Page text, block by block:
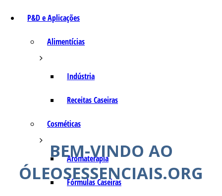
P&D e Aplicações
Alimentícias
Indústria
Receitas Caseiras
Cosméticas
Aromaterapia
Fórmulas Caseiras
BEM-VINDO AO
ÓLEOSESSENCIAIS.ORG